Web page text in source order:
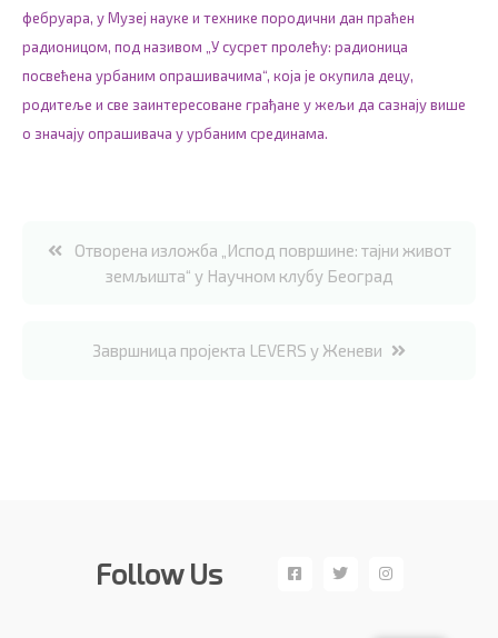
фебруара, у Музеј науке и технике породични дан праћен
радионицом, под називом „У сусрет пролећу: радионица
посвећена урбаним опрашивачима“, која је окупила децу,
родитеље и све заинтересоване грађане у жељи да сазнају више
о значају опрашивача у урбаним срединама.
Post
Отворена изложба „Испод површине: тајни живот
земљишта“ у Научном клубу Београд
Завршница пројекта LEVERS у Женеви
Follow Us